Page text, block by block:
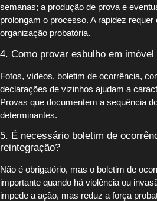
semanas; a produção de prova e
prolongam o processo. A rapidez
organização probatória.
4. Como provar esbulho em
Fotos, vídeos, boletim de ocorrência,
declarações de vizinhos ajudam a
Provas que documentem a sequência
determinantes.
5. É necessário boletim de
reintegração?
Não é obrigatório, mas o boletim de
importante quando há violência ou
impede a ação, mas reduz a força